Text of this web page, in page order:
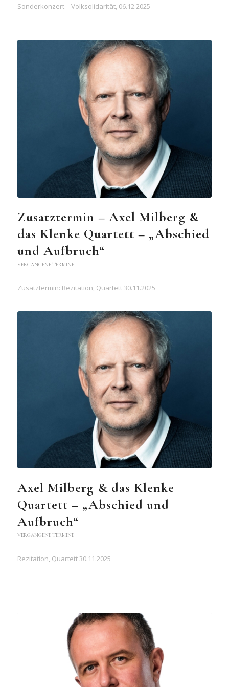
Sonderkonzert – Volksolidarität, 06.12.2025
Zusatztermin – Axel Milberg &
das Klenke Quartett – „Abschied
und Aufbruch“
VERGANGENE TERMINE
Zusatztermin: Rezitation, Quartett 30.11.2025
Axel Milberg & das Klenke
Quartett – „Abschied und
Aufbruch“
VERGANGENE TERMINE
Rezitation, Quartett 30.11.2025